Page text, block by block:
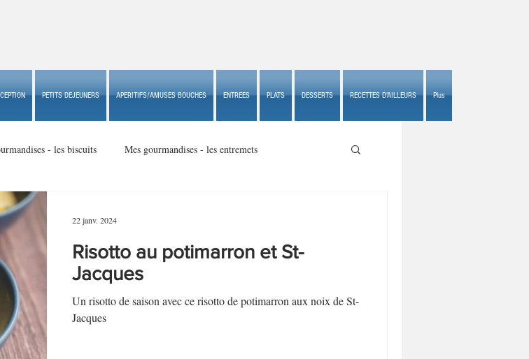
PETITS DEJEUNERS APERITIFS/AMUSES BOUCHES ENTREES PLATS DESSERTS RECETTES D'AILLEURS Plus
- les biscuits Mes gourmandises - les entremets
in USA
Apéritifs/amuses bouches de fête ou Apéritifs croustillants
autres petits déjeuners
Risotto au potimarron et St-
Jacques
Un risotto de saison avec ce risotto de potimarron aux noix de St-
Jacques
22 janv. 2024